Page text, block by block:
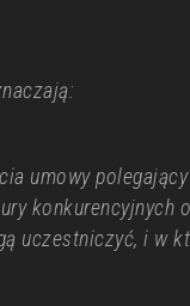
umowy
konkurencyjnych
uczestniczyć, i w